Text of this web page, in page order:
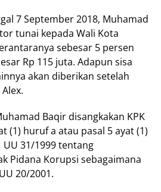
7 September 2018, Muhamad
tunai kepada Wali Kota
sebesar 5 persen
Rp 115 juta. Adapun sisa
akan diberikan setelah
Baqir disangkakan KPK
(1) huruf a atau pasal 5 ayat (1)
31/1999 tentang
Pidana Korupsi sebagaimana
20/2001.